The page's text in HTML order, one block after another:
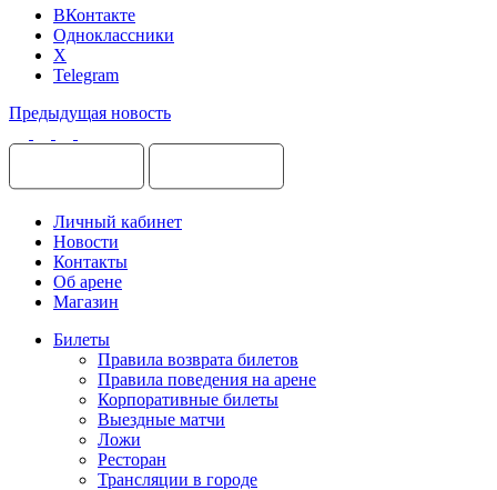
ВКонтакте
Одноклассники
X
Telegram
Предыдущая новость
Личный кабинет
Новости
Контакты
Об арене
Магазин
Билеты
Правила возврата билетов
Правила поведения на арене
Корпоративные билеты
Выездные матчи
Ложи
Ресторан
Трансляции в городе